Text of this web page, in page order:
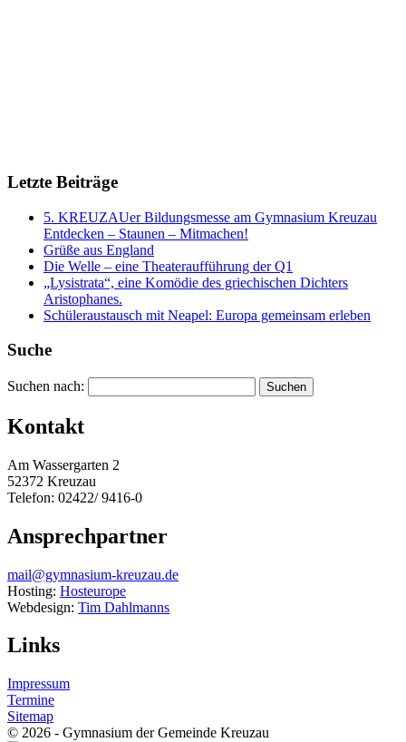
Letzte Beiträge
5. KREUZAUer Bildungsmesse am Gymnasium Kreuzau
Entdecken – Staunen – Mitmachen!
Grüße aus England
Die Welle – eine Theateraufführung der Q1
„Lysistrata“, eine Komödie des griechischen Dichters
Aristophanes.
Schüleraustausch mit Neapel: Europa gemeinsam erleben
Suche
Suchen nach:
Kontakt
Am Wassergarten 2
52372 Kreuzau
Telefon: 02422/ 9416-0
Ansprechpartner
mail@gymnasium-kreuzau.de
Hosting: Hosteurope
Webdesign: Tim Dahlmanns
Links
Impressum
Termine
Sitemap
© 2026 - Gymnasium der Gemeinde Kreuzau